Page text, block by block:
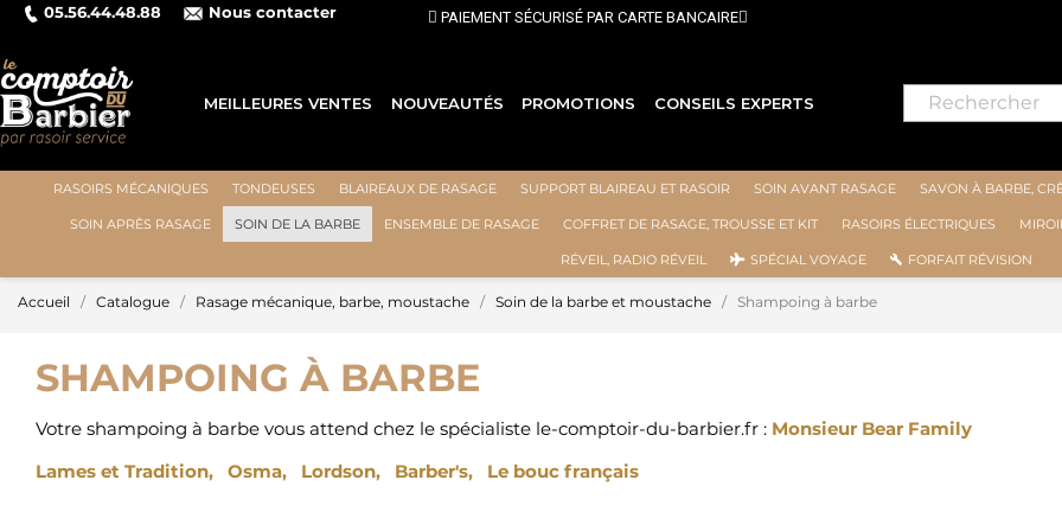
05.56.44.48.88 Nous contacter
MEILLEURES VENTES NOUVEAUTÉS PROMOTIONS CONSEILS EXPERTS
RASOIRS MÉCANIQUES TONDEUSES BLAIREAUX DE RASAGE SUPPORT BLAIREAU ET RASOIR SOIN AVANT RASAGE SAVON À BARBE,
SOIN APRÈS RASAGE SOIN DE LA BARBE ENSEMBLE DE RASAGE COFFRET DE RASAGE, TROUSSE ET KIT RASOIRS ÉLECTRIQUES
RÉVEIL, RADIO RÉVEIL SPÉCIAL VOYAGE FORFAIT RÉVISION
Accueil Catalogue Rasage mécanique, barbe, moustache Soin de la barbe et moustache Shampoing à barbe
SHAMPOING À BARBE
Votre shampoing à barbe vous attend chez le spécialiste le-comptoir-du-barbier.fr : Monsieur Bear Family
Lames et Tradition, Osma, Lordson, Barber's, Le bouc français